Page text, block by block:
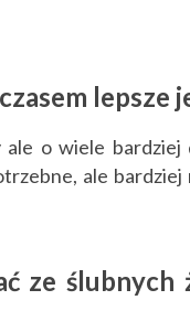
czasem lepsze
o wiele bardziej
ale
ze ślubnych